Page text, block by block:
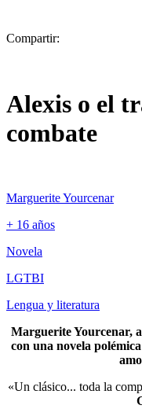
Compartir:
Alexis o el
combate
Marguerite Yourcenar
+ 16 años
Novela
LGTBI
Lengua y literatura
Marguerite Yourcenar,
con una novela
«Un clásico... toda la